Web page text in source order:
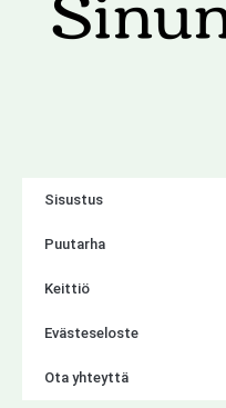
Sisustus
Puutarha
Keittiö
Evästeseloste
Ota yhteyttä